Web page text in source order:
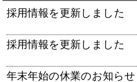
採用情報を更新しました
採用情報を更新しました
年末年始の休業のお知らせ